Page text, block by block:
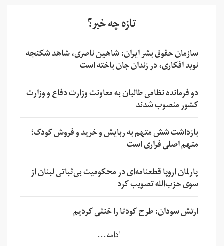
تازه چه خبر؟
سازمان حقوق بشر ایران: شاهین ناصری، شاهد شکنجه
نوید افکاری، در زندان جان باخته است
دو فرمانده نظامی طالبان به معاونت وزارت دفاع و وزارت
کشور منصوب شدند
بازداشت شش متهم به ربایش و خرید و فروش کودک؛
متهم اصلی فراری است
پارلمان اروپا قطعنامه‌ای در محکومیت بی‌ثباتی لبنان از
سوی حزب‌الله تصویب کرد
ارتش سودان: طرح کودتا را خنثی کردیم
ادامه...